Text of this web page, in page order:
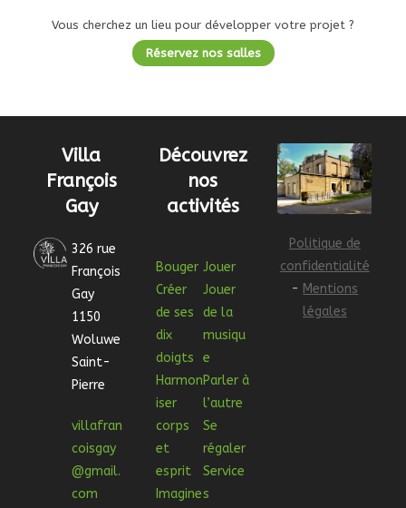
Vous cherchez un lieu pour développer votre projet ?
Réservez nos salles
Villa
François
Gay
326 rue
François
Gay
1150
Woluwe
Saint-
Pierre
villafran
coisgay
@gmail.
com
Découvrez
nos
activités
Bouger
Créer
de ses
dix
doigts
Harmon
iser
corps
et
esprit
Imagine
Jouer
Jouer
de la
musiqu
e
Parler à
l’autre
Se
régaler
Service
s
Politique de
confidentialité
- Mentions
légales